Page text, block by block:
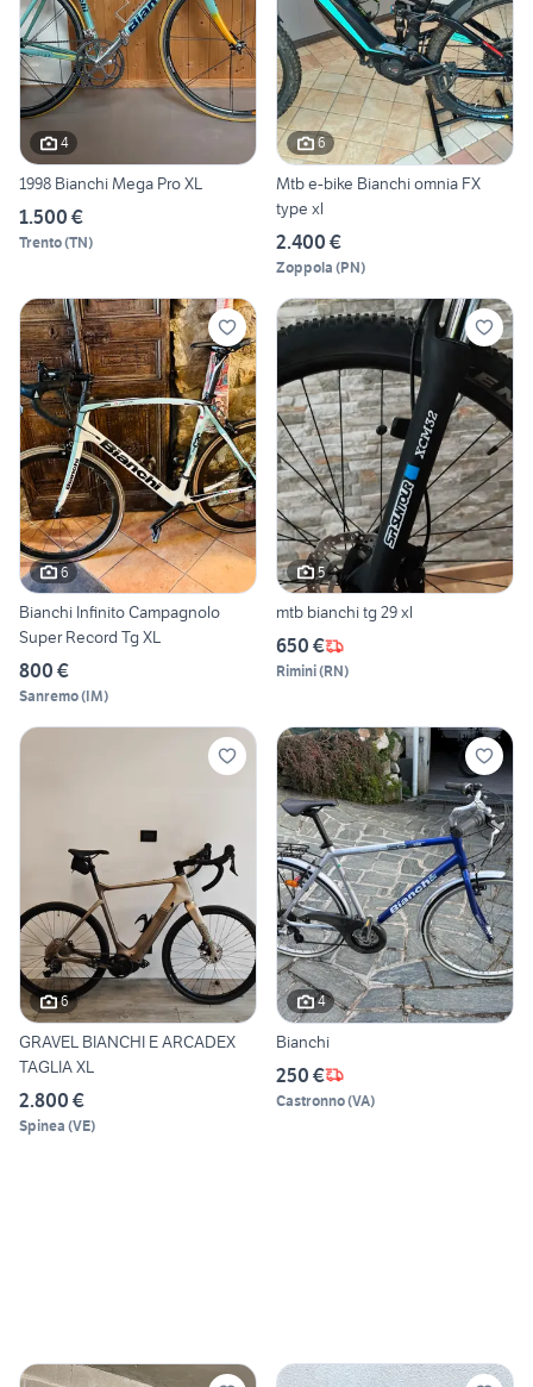
4
1998 Bianchi Mega Pro XL
1.500 €
Trento(TN)
6
Mtb e-bike Bianchi omnia FX
type xl
2.400 €
Zoppola (PN)
6
Bianchi Infinito Campagnolo
Super Record Tg XL
800 €
Sanremo(IM)
5
mtb bianchi tg 29 xl
650 €
Rimini(RN)
6
GRAVEL BIANCHI E ARCADEX
TAGLIA XL
2.800 €
Spinea (VE)
4
Bianchi
250 €
Castronno(VA)